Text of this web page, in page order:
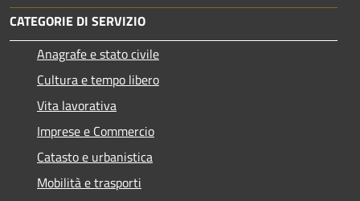
CATEGORIE DI SERVIZIO
Anagrafe e stato civile
Cultura e tempo libero
Vita lavorativa
Imprese e Commercio
Catasto e urbanistica
Mobilità e trasporti